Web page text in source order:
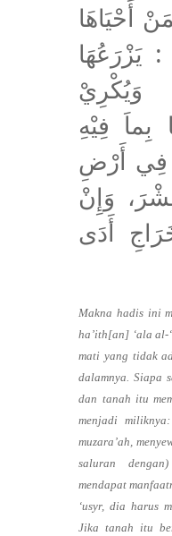
أَحْيَاهَا
يَزْرَعُهَا
وَيُكْرِيْ
بِماَ فِيْهِ
فِي أَرْضِ
وَإِنْ
أَدَى
Makna hadis ini
ha’ith[an] ‘ala
mati yang tidak
dalamnya. Siapa
dan tanah itu
menjadi
muzara’ah,
saluran
mendapat
‘usyr, dia harus
Jika tanah itu